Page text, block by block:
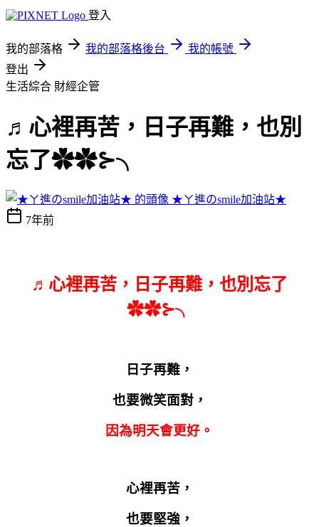
登入
我的部落格 我的部落格後台
我的帳號
登出
生活綜合 財經企管
♬心裡再苦，日子再難，也別
忘了✿✿⊱╮
★ㄚ進のsmile加油站★
7年前
♬心裡再苦，日子再難，也別忘了
✿✿⊱╮
日子再難，
也要微笑面對，
因為明天會更好。
心裡再苦，
也要堅強，